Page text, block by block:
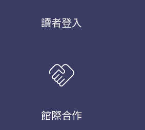
讀者登入
handshake
館際合作